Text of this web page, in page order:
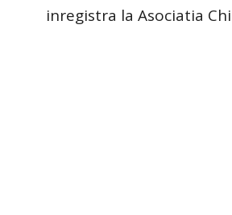
inregistra la Asociatia